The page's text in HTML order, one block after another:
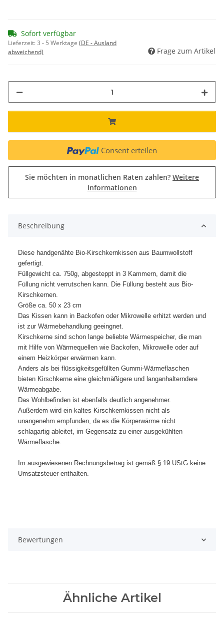
Sofort verfügbar
Lieferzeit:3 - 5 Werktage (DE - Ausland
abweichend)
Frage zum Artikel
Consent erteilen
Sie möchten in monatlichen Raten zahlen? Weitere
Informationen
Beschreibung
Diese handgenähte Bio-Kirschkernkissen aus Baumwollstoff
gefertigt.
Füllgewicht ca. 750g, abgesteppt in 3 Kammern, damit die
Füllung nicht verrutschen kann. Die Füllung besteht aus Bio-
Kirschkernen.
Größe ca. 50 x 23 cm
Das Kissen kann in Backofen oder Mikrowelle erhitzt werden und
ist zur Wärmebehandlung geeingnet.
Kirschkerne sind schon lange beliebte Wärmespeicher, die man
mit Hilfe von Wärmequellen wie Backofen, Mikrowelle oder auf
einem Heizkörper erwärmen kann.
Anders als bei flüssigkeitsgefüllten Gummi-Wärmeflaschen
bieten Kirschkerne eine gleichmäßigere und langanhalterndere
Wärmeabgabe.
Das Wohlbefinden ist ebenfalls deutlich angenehmer.
Außerdem wird ein kaltes Kirschkernkissen nicht als
unangenehm empfunden, da es die Körperwärme nicht
schlagartig ableitet, im Gegensatz zu einer ausgekühlten
Wärmeflasche.
Im ausgewiesenen Rechnungsbetrag ist gemäß § 19 UStG keine
Umsatzsteuer enthalten.
Bewertungen
Ähnliche Artikel